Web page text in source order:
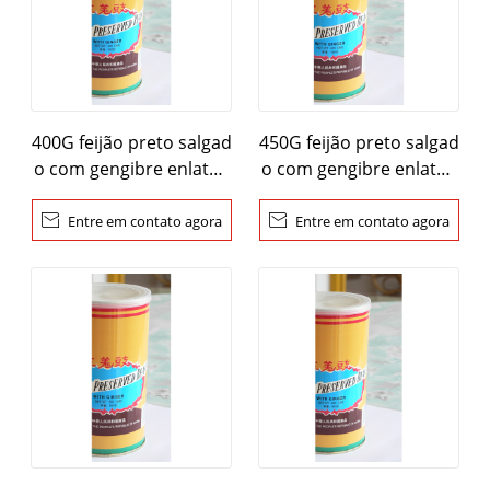
400G feijão preto salgad
o com gengibre enlatad
o
 Entre em contato agora
450G feijão preto salgad
o com gengibre enlatad
o
 Entre em contato agora